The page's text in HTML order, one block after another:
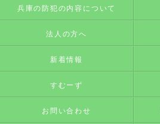
兵庫の防犯の内容について
法人の方へ
新着情報
すむーず
お問い合わせ